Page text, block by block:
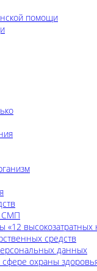
помощи
СМП
«12 высокозатратных
средств
данных
охраны